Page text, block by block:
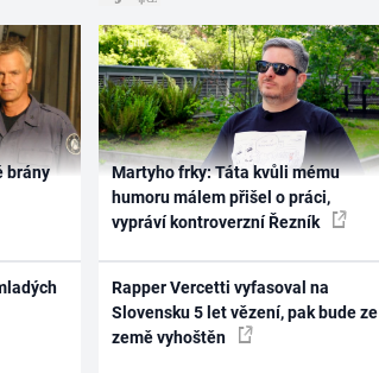
brány
Martyho frky: Táta kvůli mému
humoru málem přišel o práci,
vypráví kontroverzní Řezník
Rapper Vercetti vyfasoval na
Slovensku 5 let vězení, pak bude ze
země vyhoštěn